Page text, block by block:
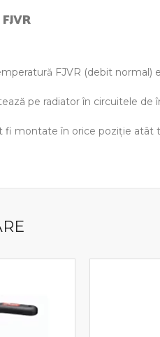
FJVR (debit normal)
pe radiator în circuitele de
fi montate în orice poziţie atât